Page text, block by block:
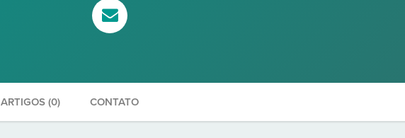
ARTIGOS (0) CONTATO